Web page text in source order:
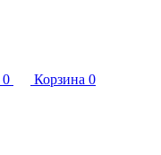
0 Корзина 0